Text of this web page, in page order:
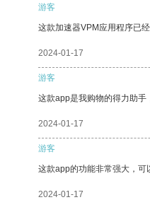
游客
这款加速器VPM应用程序已
2024-01-17
游客
这款app是我购物的得力助手
2024-01-17
游客
这款app的功能非常强大，可
2024-01-17